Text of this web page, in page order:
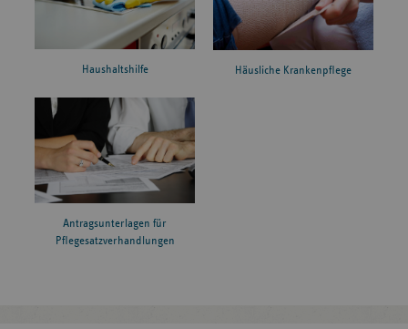
Haushaltshilfe Häusliche Krankenpflege
Antragsunterlagen für
Pflegesatzverhandlungen